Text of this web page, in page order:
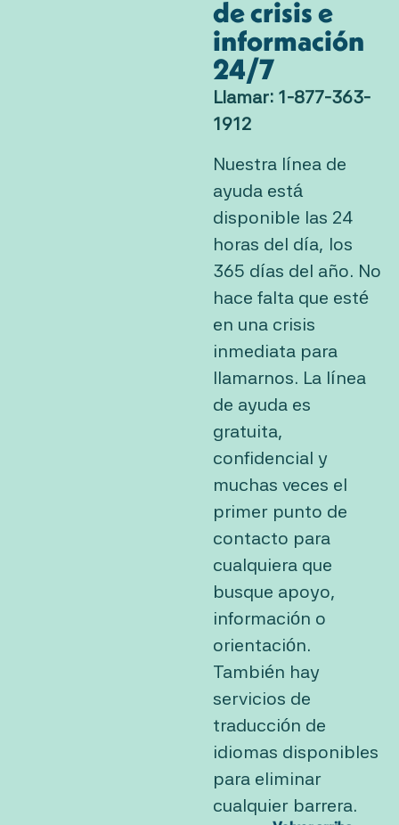
de crisis e
información
24/7
Llamar: 1-877-363-
1912
Nuestra línea de
ayuda está
disponible las 24
horas del día, los
365 días del año. No
hace falta que esté
en una crisis
inmediata para
llamarnos. La línea
de ayuda es
gratuita,
confidencial y
muchas veces el
primer punto de
contacto para
cualquiera que
busque apoyo,
información o
orientación.
También hay
servicios de
traducción de
idiomas disponibles
para eliminar
cualquier barrera.